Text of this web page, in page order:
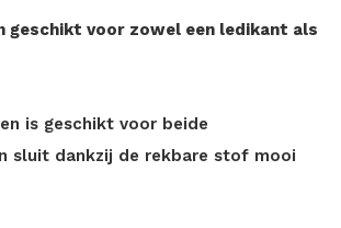
geschikt voor zowel een ledikant als
is geschikt voor beide
sluit dankzij de rekbare stof mooi